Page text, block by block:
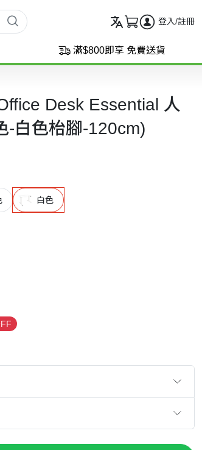
登入/註冊
滿$800即享 免費送貨
Desk Essential 人
-白色枱腳-120cm)
白色